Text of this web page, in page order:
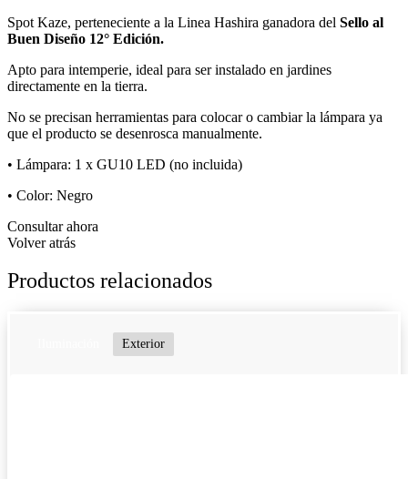
Spot Kaze, perteneciente a la Linea Hashira ganadora del Sello al
Buen Diseño 12° Edición.
Apto para intemperie, ideal para ser instalado en jardines
directamente en la tierra.
No se precisan herramientas para colocar o cambiar la lámpara ya
que el producto se desenrosca manualmente.
• Lámpara: 1 x GU10 LED (no incluida)
• Color: Negro
Consultar ahora
Volver atrás
Productos relacionados
Exterior